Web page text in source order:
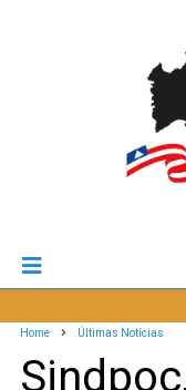
Home Últimas Notícias